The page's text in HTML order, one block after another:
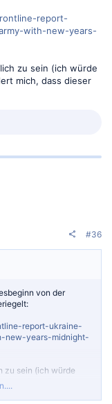
report-
with-new-years-
zu sein (ich würde
mich, dass dieser
#36
von der
report-ukraine-
new-years-midnight-
zu sein (ich würde
dass dieser